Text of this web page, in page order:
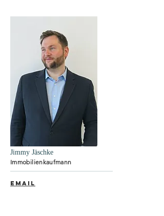
Jimmy Jäschke
Immobilienkaufmann
EMAIL